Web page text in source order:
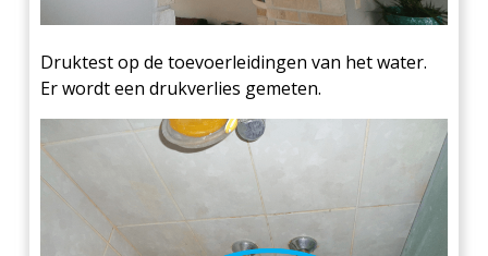
Druktest op de toevoerleidingen van het water.
Er wordt een drukverlies gemeten.